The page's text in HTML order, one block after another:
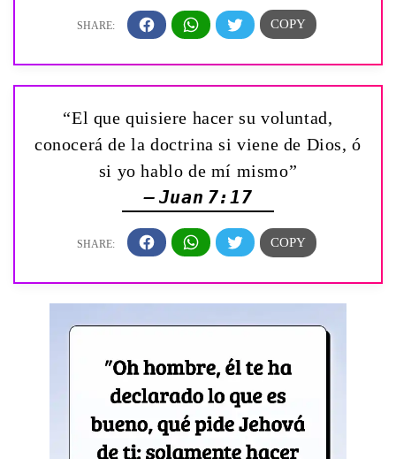
“El que quisiere hacer su voluntad,
conocerá de la doctrina si viene de Dios, ó
si yo hablo de mí mismo”
— Juan 7:17